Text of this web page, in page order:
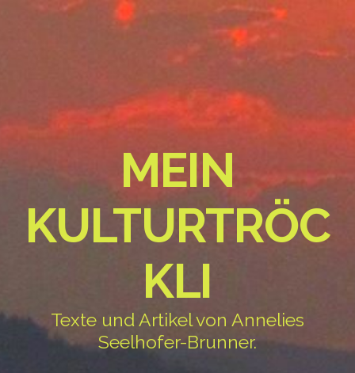
MEIN
KULTURTRÖC
KLI
Texte und Artikel von Annelies
Seelhofer-Brunner.